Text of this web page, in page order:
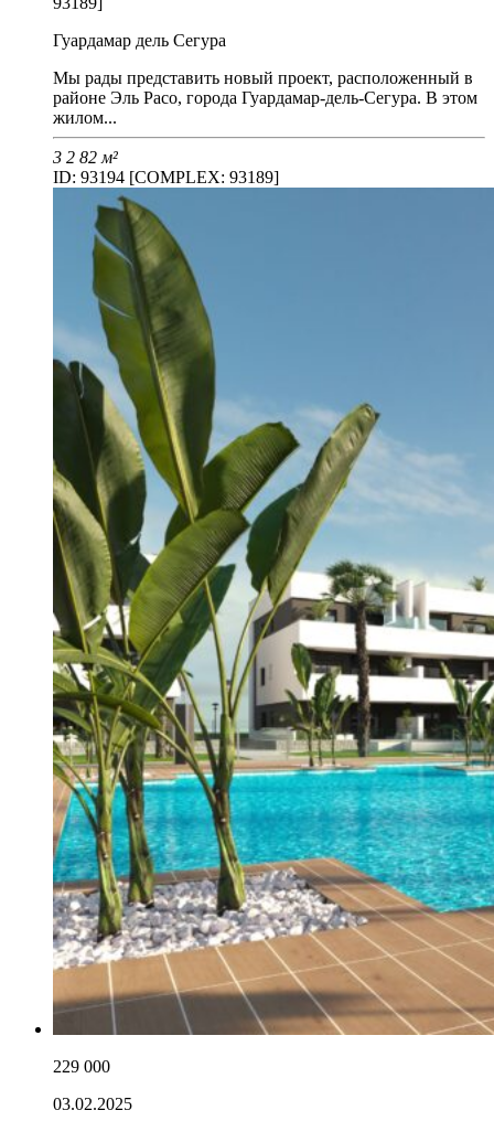
Гуардамар дель Сегура
Мы рады представить новый проект, расположенный в
районе Эль Расо, города Гуардамар-дель-Сегура. В этом
жилом...
3 2 82 м²
ID: 93194 [COMPLEX: 93189]
229 000
03.02.2025